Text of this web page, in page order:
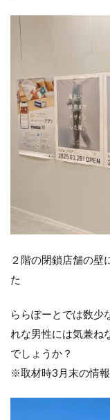
２階の閉鎖店舗の壁
た
ららぽーとでは数少
れな男性には気兼ね
でしょうか？
※取材時3月末の情